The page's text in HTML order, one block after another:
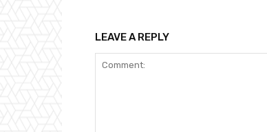
LEAVE A REPLY